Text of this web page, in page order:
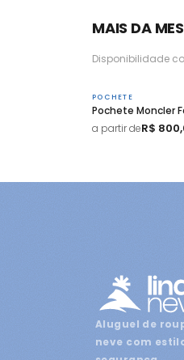
MAIS DA
Disponibilidade
POCHETE
Pochete Moncler
a partir deR$
Aluguel de
neve com